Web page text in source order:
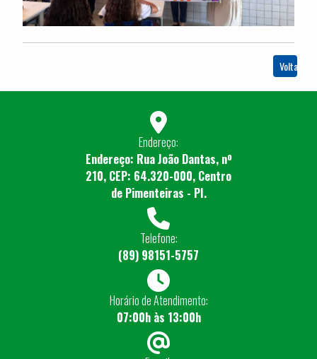
Voltar
Endereço:
Endereço: Rua João Dantas, nº
210, CEP: 64.320-000, Centro
de Pimenteiras - PI.
Telefone:
(89) 98151-5757
Horário de Atendimento:
07:00h às 13:00h